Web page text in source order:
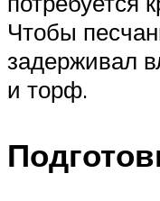
Чтобы
задерживал
и торф.